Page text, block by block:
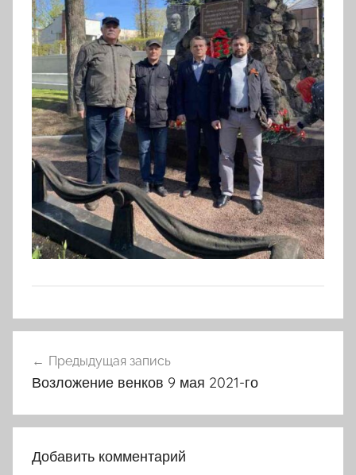
по
Предыдущая запись
Возложение венков 9 мая 2021-го
Добавить комментарий